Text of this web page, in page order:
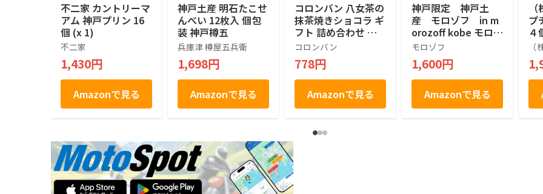
不二家 カントリーマ
アム 神戸プリン 16
個 (x 1)
不二家
1,430円
Amazonで見る
神戸土産 明石たこせ
んべい 12枚入 個包
装 神戸樽五
兵庫津 樽屋五兵衛
1,698円
Amazonで見る
コロンバン 八女茶の
抹茶焼きショコラ ギ
フト 詰め合わせ 個
包装 プレゼント 土
産 お菓子 抹茶 焼き
ショコラ 5個入り
コロンバン
778円
Amazonで見る
神戸限定 神戸土
産 モロゾフ in m
orozoff kobe モロゾ
フのプリンクッキー
神戸 Pudding Coo
kies KOBE 焼菓子
8個
モロゾフ
1,600円
Amazonで見る
プ
４
産